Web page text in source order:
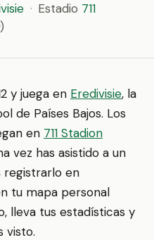
· Estadio 711
y juega en Eredivisie, la
de Países Bajos. Los
en 711 Stadion
vez has asistido a un
registrarlo en
tu mapa personal
lleva tus estadísticas y
visto.